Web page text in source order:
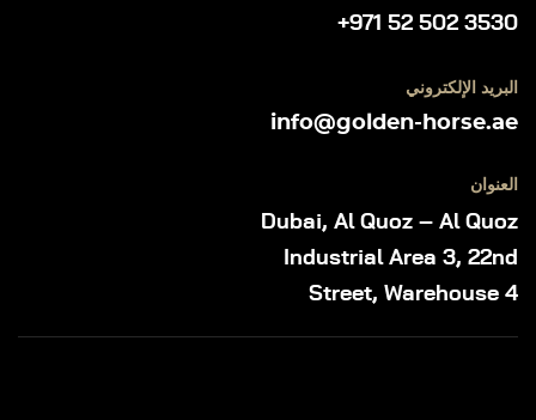
+971 52 502 3530
البريد الإلكتروني
info@golden-horse.ae
العنوان
Dubai, Al Quoz – Al Quoz
Industrial Area 3, 22nd
Street, Warehouse 4